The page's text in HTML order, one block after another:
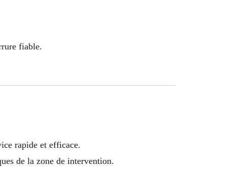
fiable.
rapide et efficace.
de la zone de intervention.